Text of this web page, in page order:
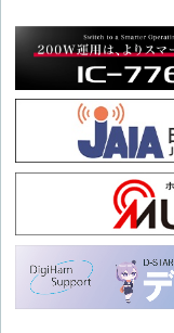
2026年2月の出題
2026年1月の出題
2025年12月の出題
2025年11月の出題
2025年10月の出題